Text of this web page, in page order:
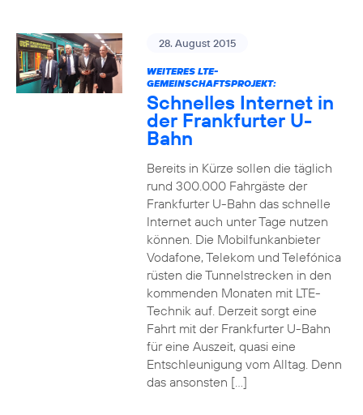
28. August 2015
WEITERES LTE-
GEMEINSCHAFTSPROJEKT:
Schnelles Internet in
der Frankfurter U-
Bahn
Bereits in Kürze sollen die täglich
rund 300.000 Fahrgäste der
Frankfurter U-Bahn das schnelle
Internet auch unter Tage nutzen
können. Die Mobilfunkanbieter
Vodafone, Telekom und Telefónica
rüsten die Tunnelstrecken in den
kommenden Monaten mit LTE-
Technik auf. Derzeit sorgt eine
Fahrt mit der Frankfurter U-Bahn
für eine Auszeit, quasi eine
Entschleunigung vom Alltag. Denn
das ansonsten […]